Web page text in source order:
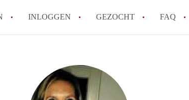
INLOGGEN GEZOCHT FAQ
Wat is de Wet Betaalbare Huur en wat
Amsterdam?
Wat zijn de voordelen van het huren van